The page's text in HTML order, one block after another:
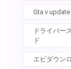
Gta v
ドライバー
ド
エビダウン